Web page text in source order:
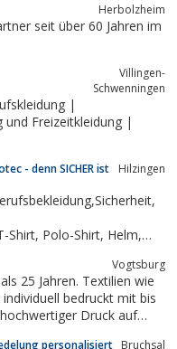
Herbolzheim
seit über 60 Jahren im
Villingen-
Schwenningen
|
- denn SICHER ist
Hilzingen
Shirt, Polo-Shirt, Helm,
Vogtsburg
25 Jahren. Textilien wie
Druck auf
personalisiert Bruchsal